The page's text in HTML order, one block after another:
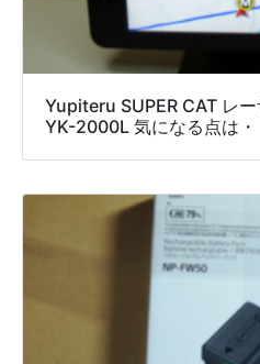
Yupiteru SUPER CAT レ
YK-2000L 気になる点は・